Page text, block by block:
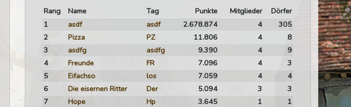
Rang Name Tag Punkte Mitglieder
Dörfer
1
asdf asdf 2.678.874 4
305
2
Pizza PZ 11.806 4
8
3
asdfg asdfg 9.390 4
9
4
Freunde FR 7.096 4
3
5
Eifachso los 7.059 4
4
6
Die eisernen Ritter Der 5.094 3
3
7
Hope Hp 3.645 1
1